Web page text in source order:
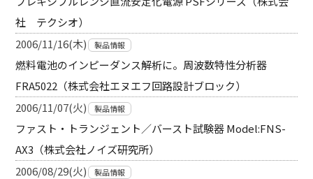
社 テクシオ）
2006/11/16(木)
製品情報
燃料電池のインピーダンス解析に。周波数特性分析器
FRA5022（株式会社エヌエフ回路設計ブロック）
2006/11/07(火)
製品情報
ファスト・トランジェント／バースト試験器 Model:FNS-
AX3（株式会社ノイズ研究所）
2006/08/29(火)
製品情報